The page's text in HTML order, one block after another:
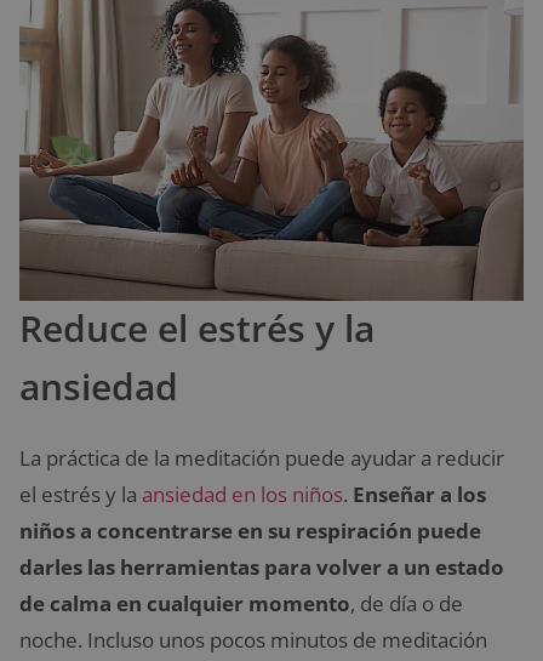
Reduce el estrés y la
ansiedad
La práctica de la meditación puede ayudar a reducir
el estrés y la ansiedad en los niños. Enseñar a los
niños a concentrarse en su respiración puede
darles las herramientas para volver a un estado
de calma en cualquier momento, de día o de
noche. Incluso unos pocos minutos de meditación